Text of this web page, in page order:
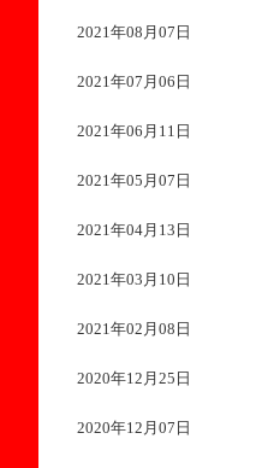
2021年08月07日
2021年07月06日
2021年06月11日
2021年05月07日
2021年04月13日
2021年03月10日
2021年02月08日
2020年12月25日
2020年12月07日